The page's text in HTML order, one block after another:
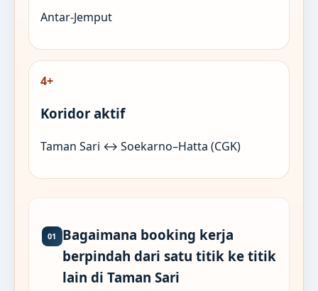
Antar-Jemput
4+
Koridor aktif
Taman Sari ↔ Soekarno–Hatta (CGK)
01
Bagaimana booking kerja
berpindah dari satu titik ke titik
lain di Taman Sari